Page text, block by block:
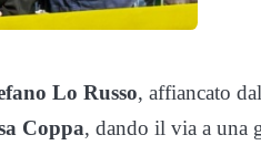
Lo Russo, affiancato
Coppa, dando il via a una